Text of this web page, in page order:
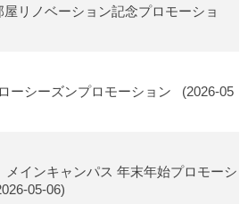
屋リノベーション記念プロモーショ
ーシーズンプロモーション (2026-05
メインキャンパス 年末年始プロモーシ
05-06)